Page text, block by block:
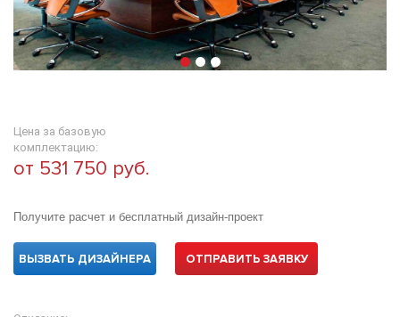
Цена за базовую
комплектацию:
от 531 750 руб.
Получите расчет и бесплатный дизайн-проект
ВЫЗВАТЬ ДИЗАЙНЕРА ОТПРАВИТЬ ЗАЯВКУ